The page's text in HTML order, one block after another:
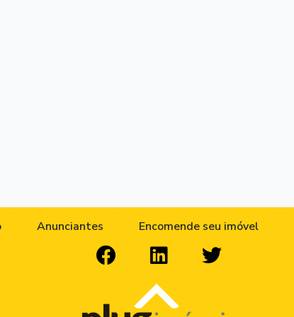
Anunciantes Encomende seu imóvel